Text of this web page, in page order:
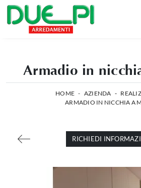
Armadio in
HOME - AZIENDA -
ARMADIO IN NICCHIA A
RICHIEDI